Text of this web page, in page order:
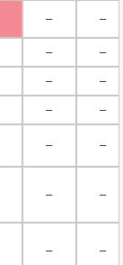
－
－
－
－
－
－
－
－
－ －
－ －
－ －